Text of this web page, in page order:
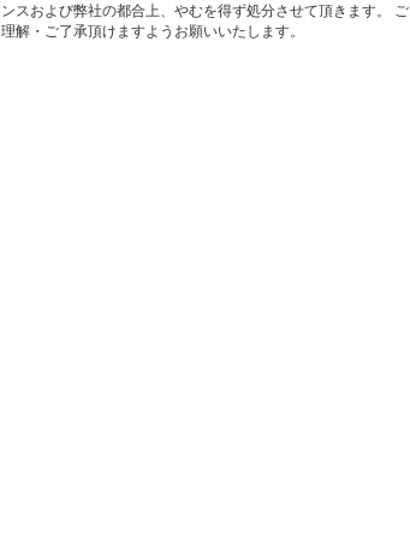
ンスおよび弊社の都合上、やむを得ず処分させて頂きます。 ご
理解・ご了承頂けますようお願いいたします。